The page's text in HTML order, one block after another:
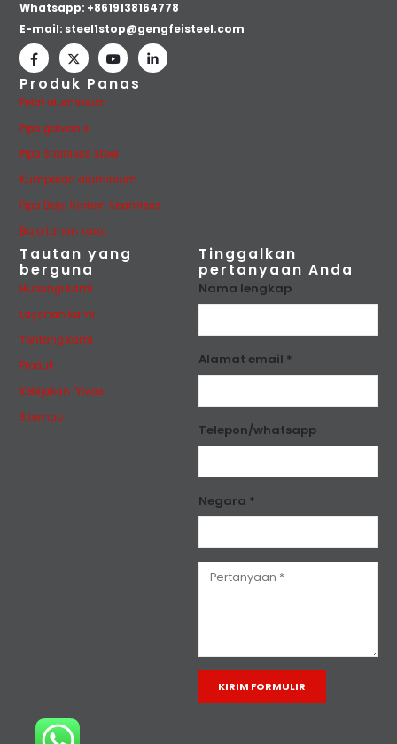
Whatsapp: +8619138164778
E-mail: steel1stop@gengfeisteel.com
Produk Panas
Pelat aluminium
Pipa galvanis
Pipa Stainless Steel
Kumparan aluminium
Pipa Baja Karbon Seamless
Baja tahan karat
Tautan yang
berguna
Hubungi kami
Layanan kami
Tentang kami
Produk
Kebijakan Privasi
Sitemap
Tinggalkan
pertanyaan Anda
Nama lengkap
Alamat email *
Telepon/whatsapp
Negara *